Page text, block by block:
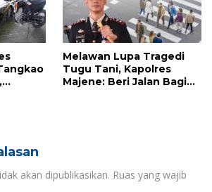
Melawan Lupa Tragedi
Tugu Tani, Kapolres
Majene: Beri Jalan Bagi
akan dipublikasikan. Ruas yang wajib